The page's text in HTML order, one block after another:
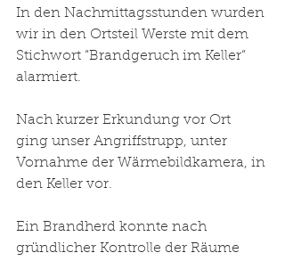
In den Nachmittagsstunden wurden
wir in den Ortsteil Werste mit dem
Stichwort “Brandgeruch im Keller“
alarmiert.
Nach kurzer Erkundung vor Ort
ging unser Angriffstrupp, unter
Vornahme der Wärmebildkamera, in
den Keller vor.
Ein Brandherd konnte nach
gründlicher Kontrolle der Räume